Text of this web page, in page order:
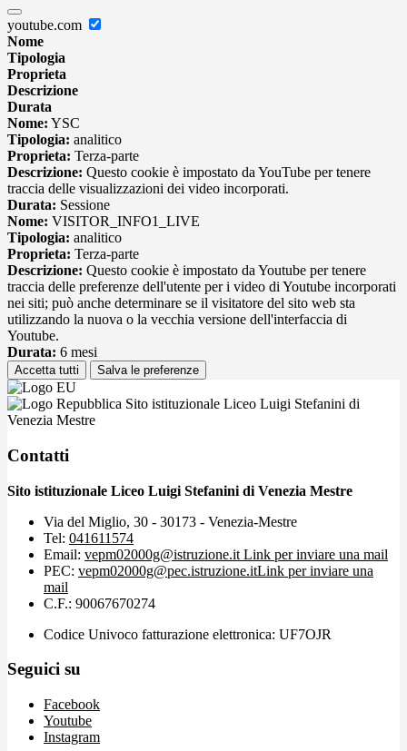
youtube.com
Nome
Tipologia
Proprieta
Descrizione
Durata
Nome: YSC
Tipologia: analitico
Proprieta: Terza-parte
Descrizione: Questo cookie è impostato da YouTube per tenere
traccia delle visualizzazioni dei video incorporati.
Durata: Sessione
Nome: VISITOR_INFO1_LIVE
Tipologia: analitico
Proprieta: Terza-parte
Descrizione: Questo cookie è impostato da Youtube per tenere
traccia delle preferenze dell'utente per i video di Youtube incorporati
nei siti; può anche determinare se il visitatore del sito web sta
utilizzando la nuova o la vecchia versione dell'interfaccia di
Youtube.
Durata: 6 mesi
Accetta tutti Salva le preferenze
Sito istituzionale Liceo Luigi Stefanini di
Venezia Mestre
Contatti
Sito istituzionale Liceo Luigi Stefanini di Venezia Mestre
Via del Miglio, 30 - 30173 - Venezia-Mestre
Tel: 041611574
Email: vepm02000g@istruzione.it Link per inviare una mail
PEC: vepm02000g@pec.istruzione.itLink per inviare una
mail
C.F.: 90067670274
Codice Univoco fatturazione elettronica: UF7OJR
Seguici su
Facebook
Youtube
Instagram